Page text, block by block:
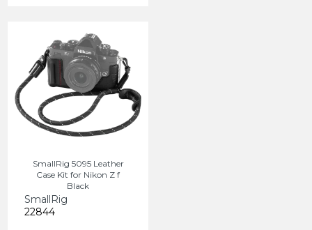
SmallRig 5095 Leather
Case Kit for Nikon Z f
Black
SmallRig
22844